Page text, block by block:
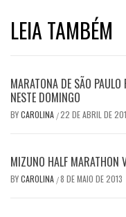
LEIA TAMBÉM
MARATONA DE SÃO
NESTE DOMINGO
BYCAROLINA /22 DE ABRIL DE
MIZUNO HALF
BYCAROLINA /8 DE MAIO DE 2013